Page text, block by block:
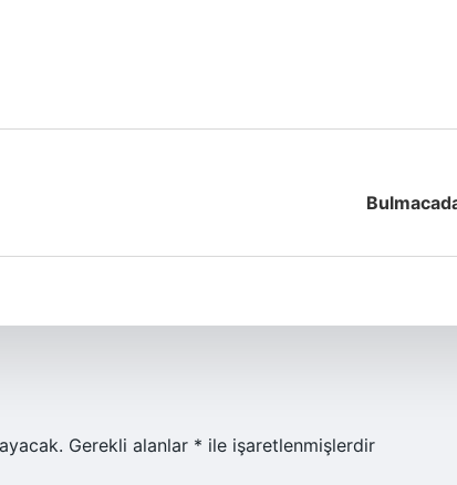
Gerekli alanlar * ile işaretlenmişlerdir